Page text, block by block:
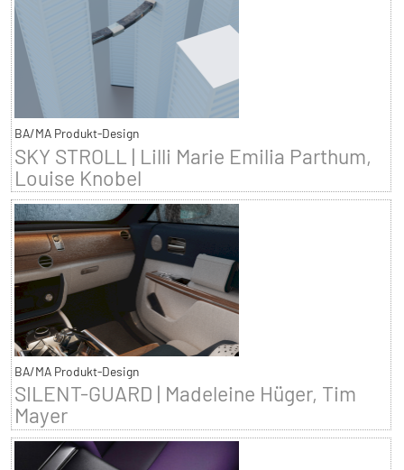
BA/MA Produkt-Design
SKY STROLL | Lilli Marie Emilia Parthum,
Louise Knobel
BA/MA Produkt-Design
SILENT-GUARD | Madeleine Hüger, Tim
Mayer